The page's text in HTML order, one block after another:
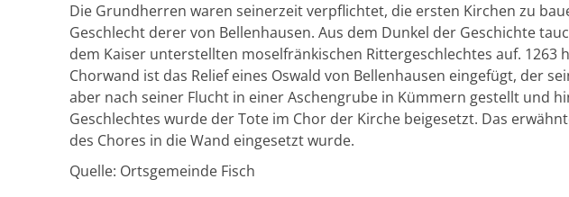
Die Grundherren waren seinerzeit verpflichtet, die ersten Kirchen zu
Geschlecht derer von Bellenhausen. Aus dem Dunkel der Geschichte
dem Kaiser unterstellten moselfränkischen Rittergeschlechtes auf. 1263
Chorwand ist das Relief eines Oswald von Bellenhausen eingefügt, der
aber nach seiner Flucht in einer Aschengrube in Kümmern gestellt und
Geschlechtes wurde der Tote im Chor der Kirche beigesetzt. Das
des Chores in die Wand eingesetzt wurde.
Quelle: Ortsgemeinde Fisch